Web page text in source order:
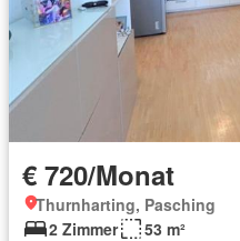
€ 720/Monat
Thurnharting, Pasching
2 Zimmer
53 m²